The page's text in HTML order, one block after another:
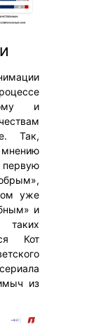
и
Так,
уже
и
таких
Кот
из